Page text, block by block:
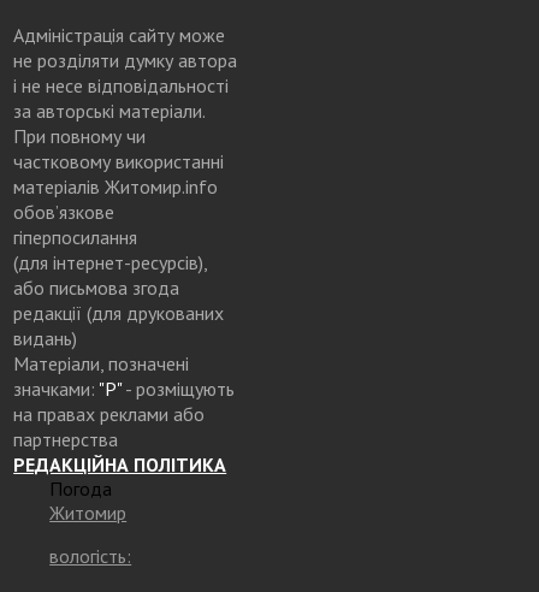
Адміністрація сайту може
не розділяти думку автора
і не несе відповідальності
за авторські матеріали.
При повному чи
частковому використанні
матеріалів Житомир.info
обов’язкове
гіперпосилання
(для інтернет-ресурсів),
або письмова згода
редакції (для друкованих
видань)
Матеріали, позначені
значками: "Р"- розміщують
на правах реклами або
партнерства
РЕДАКЦІЙНА ПОЛІТИКА
Погода
Житомир
вологість: